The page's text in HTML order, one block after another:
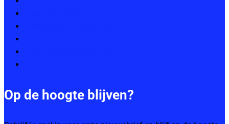
Op de hoogte blijven?